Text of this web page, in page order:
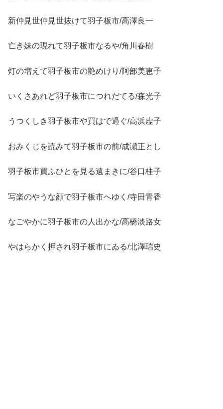
新仲見世仲見世抜けて羽子板市/高澤良一
亡き妹の現れて羽子板市なるや/角川春樹
灯の増えて羽子板市の艶めけり/阿部美恵子
いくさあれど羽子板市につれだてる/森光子
うつくしき羽子板市や買はで過ぐ/高浜虚子
おみくじを読みて羽子板市の前/成瀬正とし
羽子板市買ふひとを見る遠まきに/谷口桂子
写楽のやうな顔で羽子板市へゆく/寺田青香
なごやかに羽子板市の人出かな/高橋淡路女
やはらかく押され羽子板市にゐる/北澤瑞史